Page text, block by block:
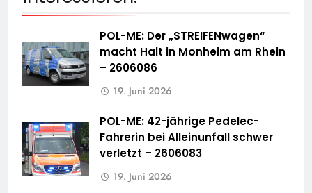
POL-ME: Der „STREIFENwagen“
macht Halt in Monheim am Rhein
– 2606086
19. Juni 2026
POL-ME: 42-jährige Pedelec-
Fahrerin bei Alleinunfall schwer
verletzt – 2606083
19. Juni 2026